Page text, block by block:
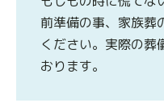
前準備の事、家族葬
ください。実際の葬
おります。